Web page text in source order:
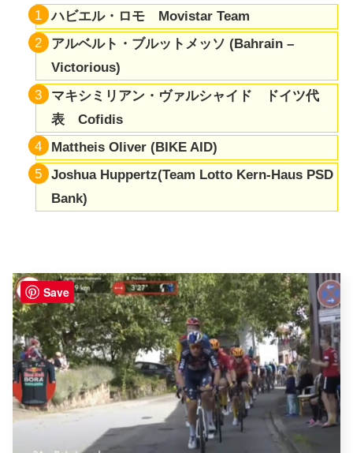
ハビエル・ロモ Movistar Team
アルベルト・ブルットメッソ (Bahrain –
Victorious)
マキシミリアン・ヴァルシャイド ドイツ代
表 Cofidis
Mattheis Oliver (BIKE AID)
Joshua Huppertz(Team Lotto Kern-Haus PSD
Bank)
Save